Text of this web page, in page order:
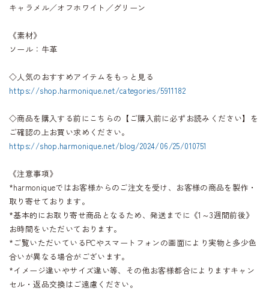
キャラメル／オフホワイト／グリーン
《素材》
ソール：牛革
◇人気のおすすめアイテムをもっと見る
https://shop.harmonique.net/categories/5911182
◇商品を購入する前にこちらの【ご購入前に必ずお読みください】を
ご確認の上お買い求めください。
https://shop.harmonique.net/blog/2024/06/25/010751
《注意事項》
*harmoniqueではお客様からのご注文を受け、お客様の商品を製作・
取り寄せております。
*基本的にお取り寄せ商品となるため、発送までに《1～3週間前後》
お時間をいただいております。
*ご覧いただいているPCやスマートフォンの画面により実物と多少色
合いが異なる場合がございます。
*イメージ違いやサイズ違い等、その他お客様都合によりますキャン
セル・返品交換はご遠慮ください。